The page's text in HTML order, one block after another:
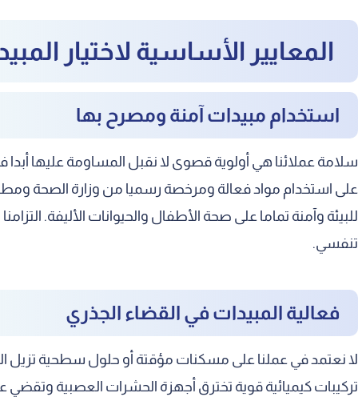
توفير ضمان شامل على الخدمة
رش المبيدات في المنشآت المختلفة
رش المبيدات في المنازل والفلل
حماية المستودعات والمخازن التجارية
تعقيم المدارس والمستشفيات بدقة
التخلص من القمامة بشكل يومي
إغلاق الشقوق وفتحات التهوية
المعايير الأساسية لاختيار
استخدام مبيدات آمنة ومصرح بها
سلامة عملائنا هي أولوية قصوى لا نقبل المساومة عليها
على استخدام مواد فعالة ومرخصة رسميا من وزارة الصحة
للبيئة وآمنة تماما على صحة الأطفال والحيوانات الأليفة.
تنفسي.
فعالية المبيدات في القضاء الجذري
لا نعتمد في عملنا على مسكنات مؤقتة أو حلول سطحية تزيل
تركيبات كيميائية قوية تخترق أجهزة الحشرات العصبية